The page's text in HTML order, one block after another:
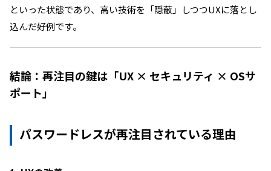
といった状態であり、高い技術を「隠蔽」しつつUXに落とし
込んだ好例です。
結論：再注目の鍵は「UX × セキュリティ × OSサ
ポート」
パスワードレスが再注目されている理由